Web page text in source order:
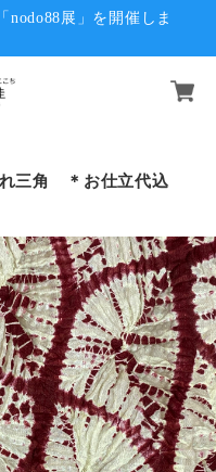
nodo88展」を開催しま
三角 ＊お仕立代込